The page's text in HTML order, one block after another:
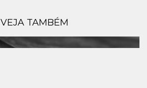
VEJA TAMBÉM